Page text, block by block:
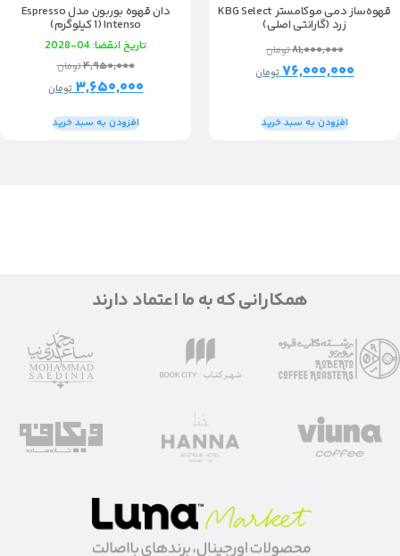
قهوه‌ساز دمی موکامستر KBG Select
زرد (گارانتی اصلی)
۸۱,۰۰۰,۰۰۰تومان
۷۶,۰۰۰,۰۰۰تومان
افزودن به سبد خرید
دان قهوه بوربون مدل Espresso
Intenso (1 کیلوگرم)
تاریخ انقضا: 04-2028
۴,۹۵۰,۰۰۰تومان
۳,۶۵۰,۰۰۰تومان
افزودن به سبد خرید
همکارانی که به ما اعتماد دارند